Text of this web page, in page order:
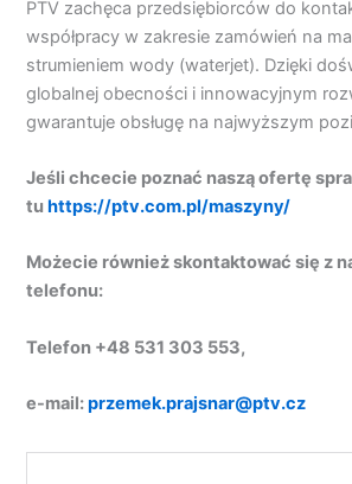
PTV zachęca przedsiębiorców do
współpracy w zakresie zamówień na
strumieniem wody (waterjet). Dzięki
globalnej obecności i innowacyjnym
gwarantuje obsługę na najwyższym
Jeśli chcecie poznać naszą ofertę
tuhttps://ptv.com.pl/maszyny/
Możecie również skontaktować się z
telefonu:
Telefon +48 531 303 553,
e-mail:przemek.prajsnar@ptv.cz